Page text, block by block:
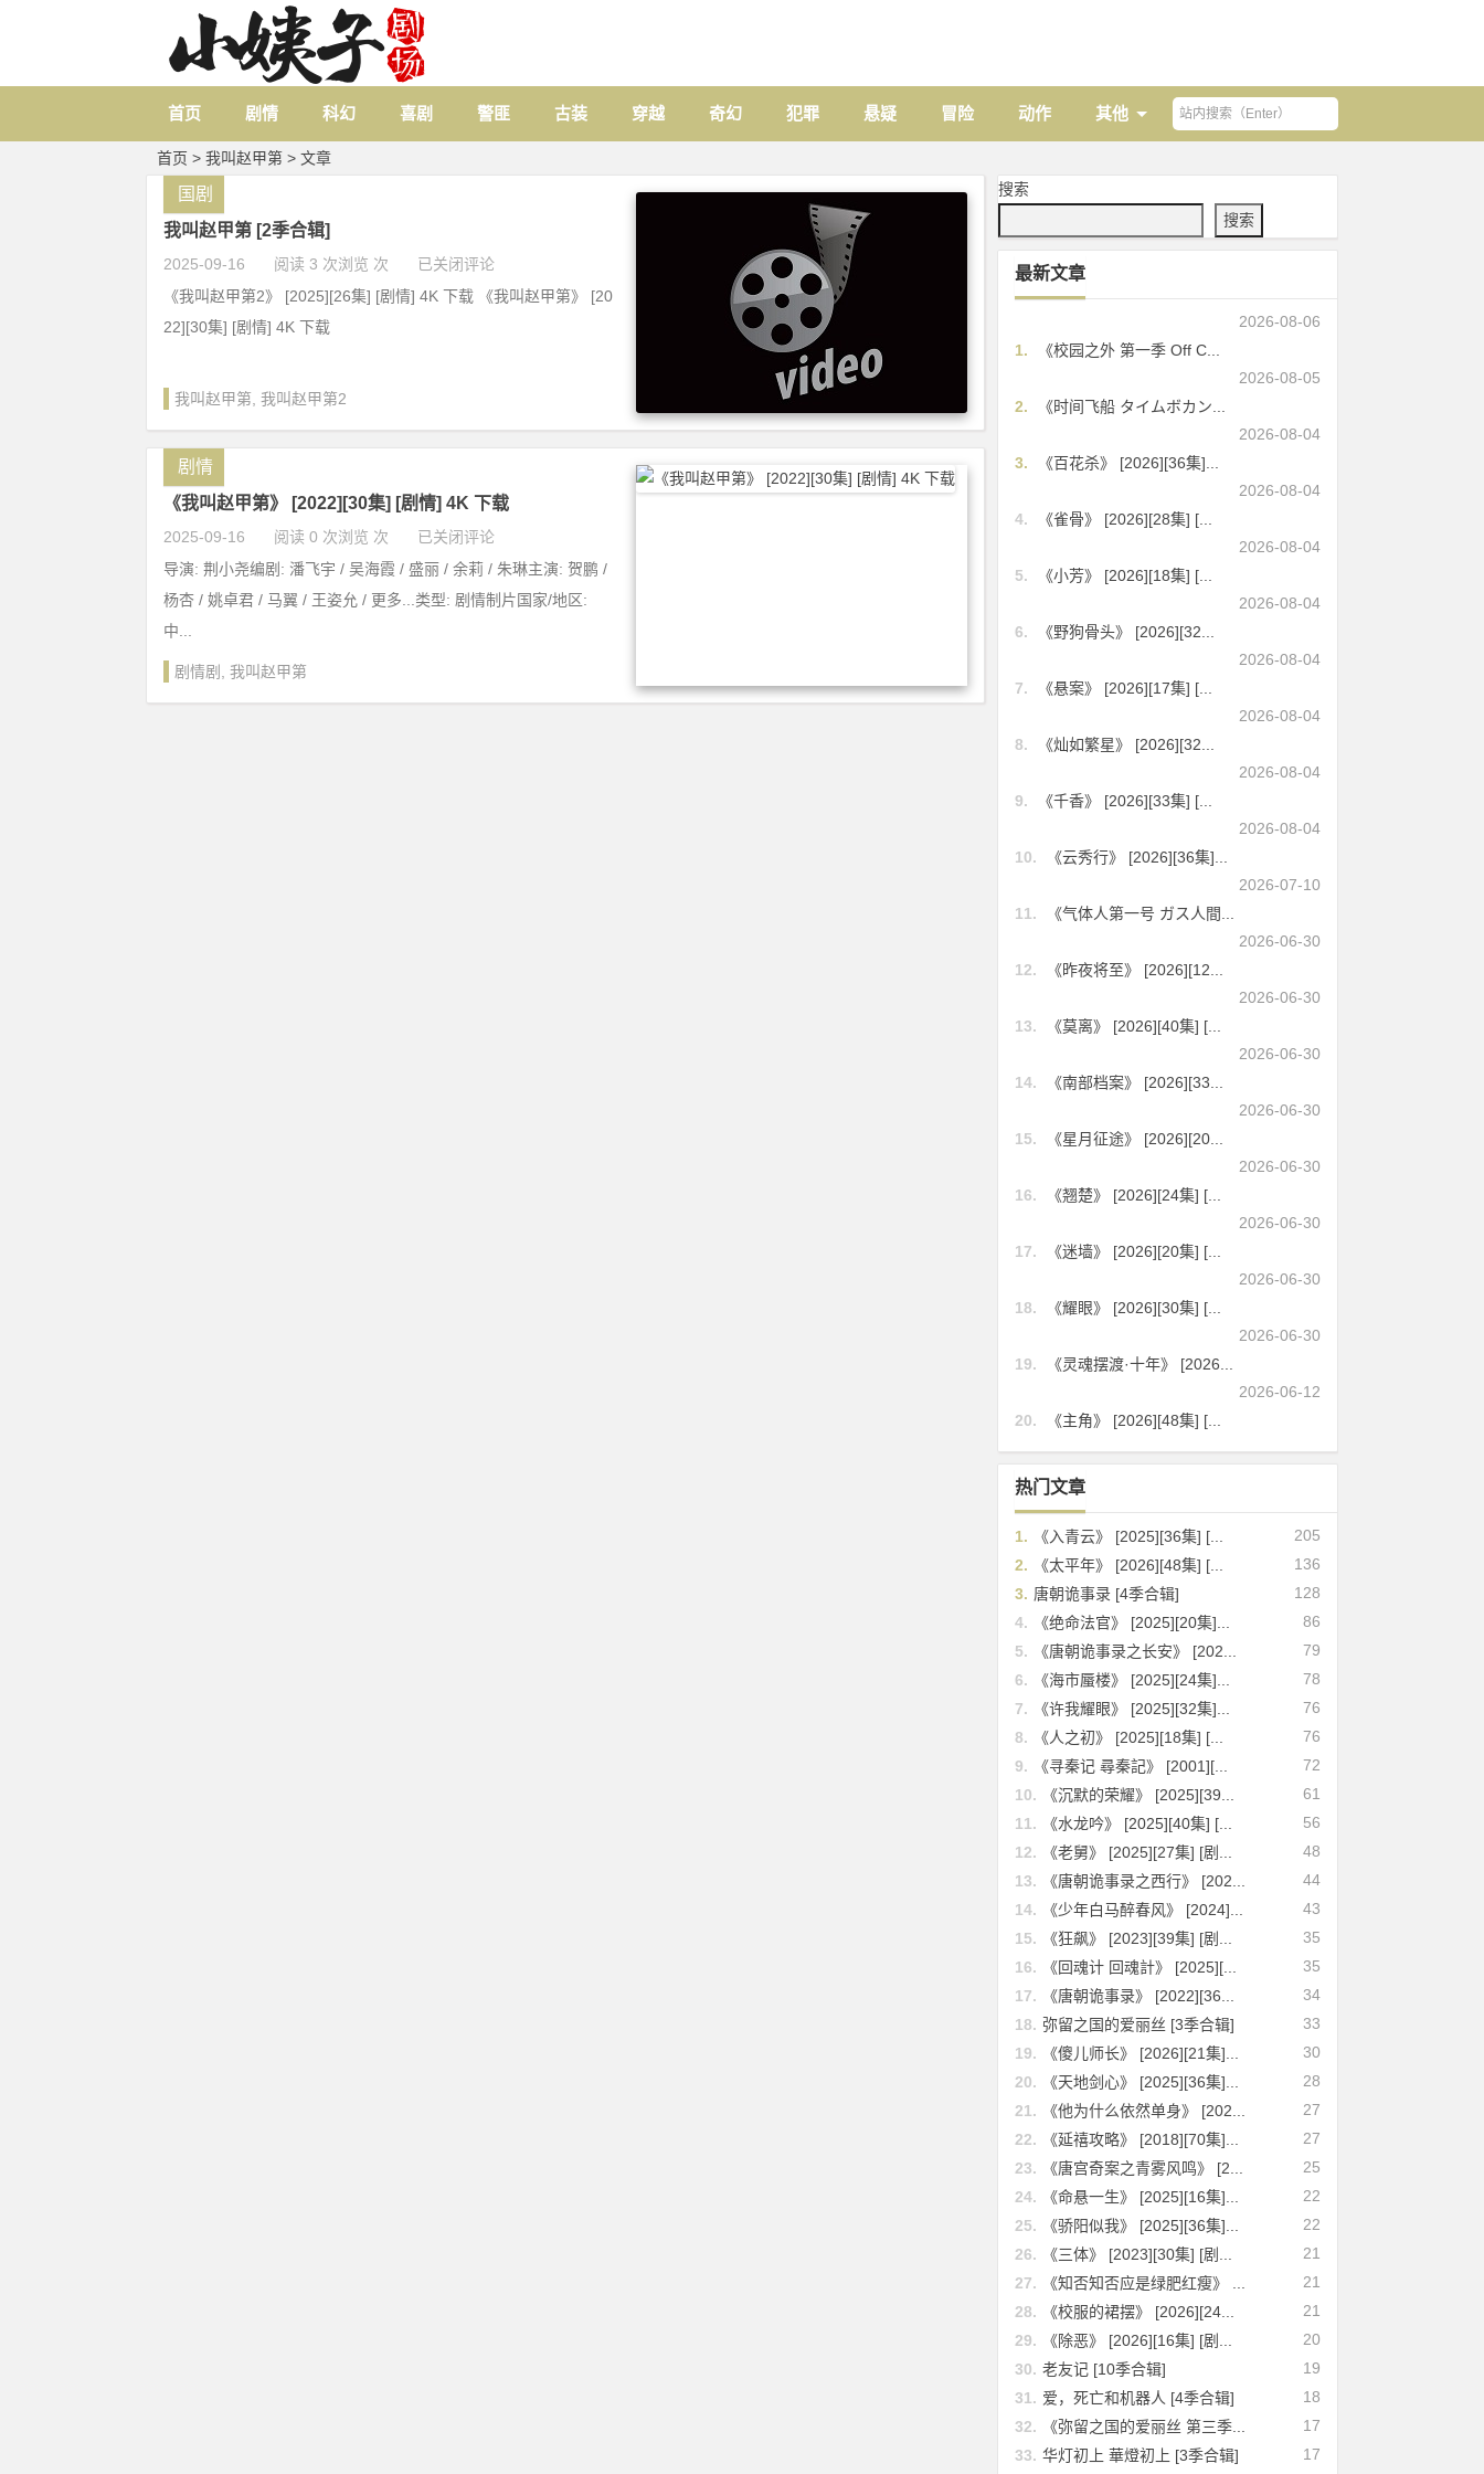
首页 剧情 科幻 喜剧 警匪 古装 穿越 奇幻 犯罪 悬疑 冒险 动作 其他
首页 > 我叫赵甲第 > 文章
我叫赵甲第 [2季合辑]
2025-09-16 阅读 3 次浏览 次 已关闭评论
国剧
《我叫赵甲第2》 [2025][26集] [剧情] 4K 下载 《我叫赵甲第》 [20
22][30集] [剧情] 4K 下载
我叫赵甲第 我叫赵甲第2
《我叫赵甲第》 [2022][30集] [剧情] 4K 下载
2025-09-16 阅读 0 次浏览 次 已关闭评论
剧情
导演: 荆小尧编剧: 潘飞宇 / 吴海霞 / 盛丽 / 余莉 / 朱琳主演: 贺鹏 /
杨杏 / 姚卓君 / 马翼 / 王姿允 / 更多...类型: 剧情制片国家/地区:
中...
剧情剧 我叫赵甲第
搜索
搜索
最新文章
2026-08-06
1.
《校园之外 第一季 Off C...
2026-08-05
2.
《时间飞船 タイムボカン...
2026-08-04
3.
《百花杀》 [2026][36集]...
2026-08-04
4.
《雀骨》 [2026][28集] [...
2026-08-04
5.
《小芳》 [2026][18集] [...
2026-08-04
6.
《野狗骨头》 [2026][32...
2026-08-04
7.
《悬案》 [2026][17集] [...
2026-08-04
8.
《灿如繁星》 [2026][32...
2026-08-04
9.
《千香》 [2026][33集] [...
2026-08-04
10.
《云秀行》 [2026][36集]...
2026-07-10
11.
《气体人第一号 ガス人間...
2026-06-30
12.
《昨夜将至》 [2026][12...
2026-06-30
13.
《莫离》 [2026][40集] [...
2026-06-30
14.
《南部档案》 [2026][33...
2026-06-30
15.
《星月征途》 [2026][20...
2026-06-30
16.
《翘楚》 [2026][24集] [...
2026-06-30
17.
《迷墙》 [2026][20集] [...
2026-06-30
18.
《耀眼》 [2026][30集] [...
2026-06-30
19.
《灵魂摆渡·十年》 [2026...
2026-06-12
20.
《主角》 [2026][48集] [...
热门文章
205
1.
《入青云》 [2025][36集] [...
136
2.
《太平年》 [2026][48集] [...
128
3. 唐朝诡事录 [4季合辑]
86
4.
《绝命法官》 [2025][20集]...
79
5.
《唐朝诡事录之长安》 [202...
78
6.
《海市蜃楼》 [2025][24集]...
76
7.
《许我耀眼》 [2025][32集]...
76
8.
《人之初》 [2025][18集] [...
72
9.
《寻秦记 尋秦記》 [2001][...
61
10.
《沉默的荣耀》 [2025][39...
56
11.
《水龙吟》 [2025][40集] [...
48
12.
《老舅》 [2025][27集] [剧...
44
13.
《唐朝诡事录之西行》 [202...
43
14.
《少年白马醉春风》 [2024]...
35
15.
《狂飙》 [2023][39集] [剧...
35
16.
《回魂计 回魂計》 [2025][...
34
17.
《唐朝诡事录》 [2022][36...
33
18. 弥留之国的爱丽丝 [3季合辑]
30
19.
《傻儿师长》 [2026][21集]...
28
20.
《天地剑心》 [2025][36集]...
27
21.
《他为什么依然单身》 [202...
27
22.
《延禧攻略》 [2018][70集]...
25
23.
《唐宫奇案之青雾风鸣》 [2...
22
24.
《命悬一生》 [2025][16集]...
22
25.
《骄阳似我》 [2025][36集]...
21
26.
《三体》 [2023][30集] [剧...
21
27.
《知否知否应是绿肥红瘦》 ...
21
28.
《校服的裙摆》 [2026][24...
20
29.
《除恶》 [2026][16集] [剧...
19
30. 老友记 [10季合辑]
18
31. 爱，死亡和机器人 [4季合辑]
17
32.
《弥留之国的爱丽丝 第三季...
17
33. 华灯初上 華燈初上 [3季合辑]